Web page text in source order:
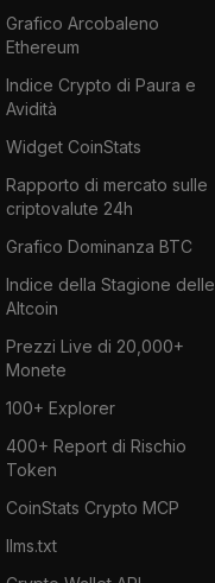
Grafico Arcobaleno
Ethereum
Indice Crypto di Paura e
Avidità
Widget CoinStats
Rapporto di mercato sulle
criptovalute 24h
Grafico Dominanza BTC
Indice della Stagione delle
Altcoin
Prezzi Live di 20,000+
Monete
100+ Explorer
400+ Report di Rischio
Token
CoinStats Crypto MCP
llms.txt